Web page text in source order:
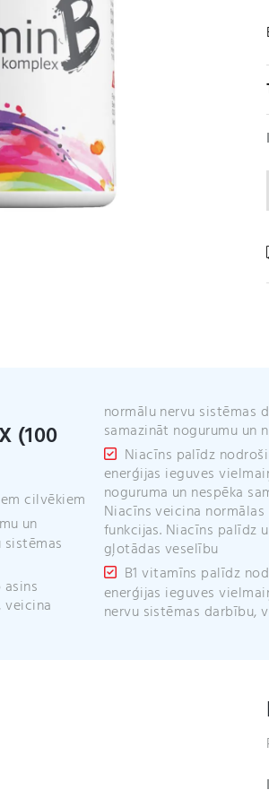
(100
cilvēkiem
un
veicina
normālu nervu sistēmas
samazināt nogurumu un
Niacīns palīdz
enerģijas ieguves
noguruma un nespēka
Niacīns veicina
funkcijas. Niacīns palīdz
gļotādas veselību
B1 vitamīns palīdz
enerģijas ieguves
nervu sistēmas darbību,